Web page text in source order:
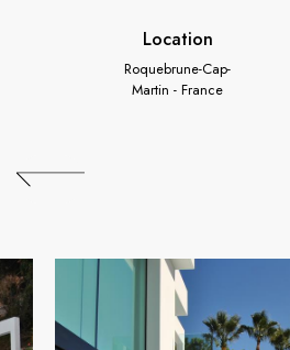
Location
Roquebrune-Cap-
Martin - France